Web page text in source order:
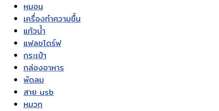
หมอน
เครื่องทำความชื้น
แก้วน้ำ
แฟลชไดร์ฟ
กระเป๋า
กล่องอาหาร
พัดลม
สาย usb
หมวก